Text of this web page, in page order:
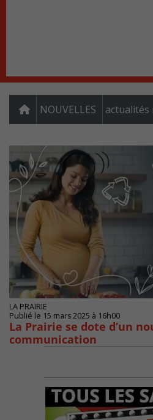
NOUVELLES actualités
LA PRAIRIE
Publié le 15 mars 2025 à 16h00
La Prairie se dote d’un
communication